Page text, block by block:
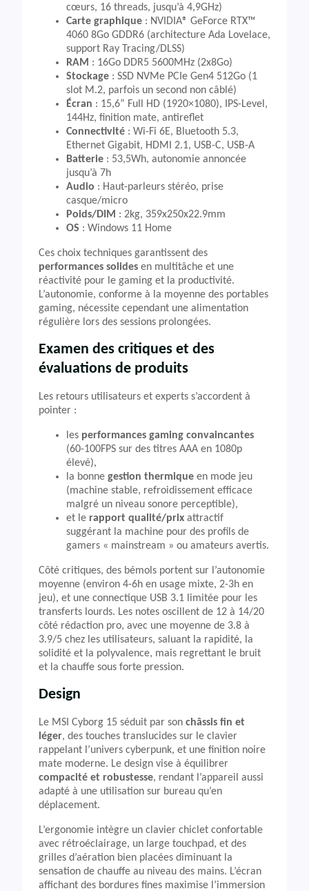
cœurs, 16 threads, jusqu’à 4,9GHz)
Carte graphique : NVIDIA® GeForce RTX™
4060 8Go GDDR6 (architecture Ada Lovelace,
support Ray Tracing/DLSS)
RAM : 16Go DDR5 5600MHz (2x8Go)
Stockage : SSD NVMe PCIe Gen4 512Go (1
slot M.2, parfois un second non câblé)
Écran : 15,6” Full HD (1920×1080), IPS-Level,
144Hz, finition mate, antireflet
Connectivité : Wi-Fi 6E, Bluetooth 5.3,
Ethernet Gigabit, HDMI 2.1, USB-C, USB-A
Batterie : 53,5Wh, autonomie annoncée
jusqu’à 7h
Audio : Haut-parleurs stéréo, prise
casque/micro
Poids/DIM : 2kg, 359x250x22.9mm
OS : Windows 11 Home
Ces choix techniques garantissent des
performances solides en multitâche et une
réactivité pour le gaming et la productivité.
L’autonomie, conforme à la moyenne des portables
gaming, nécessite cependant une alimentation
régulière lors des sessions prolongées.
Examen des critiques et des
évaluations de produits
Les retours utilisateurs et experts s’accordent à
pointer :
les performances gaming convaincantes
(60-100FPS sur des titres AAA en 1080p
élevé),
la bonne gestion thermique en mode jeu
(machine stable, refroidissement efficace
malgré un niveau sonore perceptible),
et le rapport qualité/prix attractif
suggérant la machine pour des profils de
gamers « mainstream » ou amateurs avertis.
Côté critiques, des bémols portent sur l’autonomie
moyenne (environ 4-6h en usage mixte, 2-3h en
jeu), et une connectique USB 3.1 limitée pour les
transferts lourds. Les notes oscillent de 12 à 14/20
côté rédaction pro, avec une moyenne de 3.8 à
3.9/5 chez les utilisateurs, saluant la rapidité, la
solidité et la polyvalence, mais regrettant le bruit
et la chauffe sous forte pression.
Design
Le MSI Cyborg 15 séduit par son châssis fin et
léger, des touches translucides sur le clavier
rappelant l’univers cyberpunk, et une finition noire
mate moderne. Le design vise à équilibrer
compacité et robustesse, rendant l’appareil aussi
adapté à une utilisation sur bureau qu’en
déplacement.
L’ergonomie intègre un clavier chiclet confortable
avec rétroéclairage, un large touchpad, et des
grilles d’aération bien placées diminuant la
sensation de chauffe au niveau des mains. L’écran
affichant des bordures fines maximise l’immersion